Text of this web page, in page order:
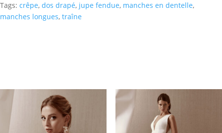
Tags: crêpe, dos drapé, jupe fendue, manches en dentelle,
manches longues, traîne